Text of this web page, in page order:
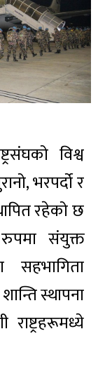
विश्व
भरपर्दो र
रहेको छ
संयुक्त
सहभागिता
स्थापना